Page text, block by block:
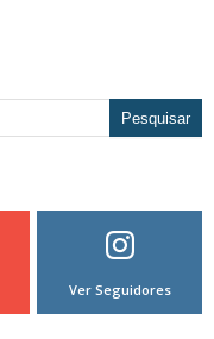
Ver Seguidores